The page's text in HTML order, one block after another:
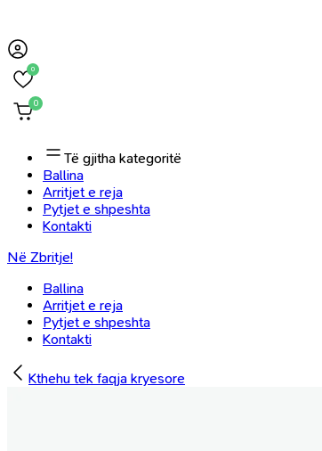
0
0
Të gjitha kategoritë
Ballina
Arritjet e reja
Pytjet e shpeshta
Kontakti
Në Zbritje!
Ballina
Arritjet e reja
Pytjet e shpeshta
Kontakti
Kthehu tek faqja kryesore